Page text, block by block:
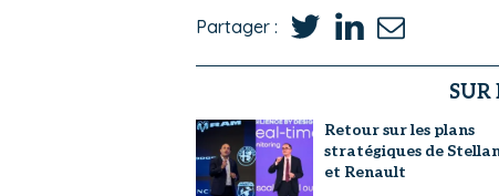
Partager :
SUR
Retour sur les plans
stratégiques de
et Renault